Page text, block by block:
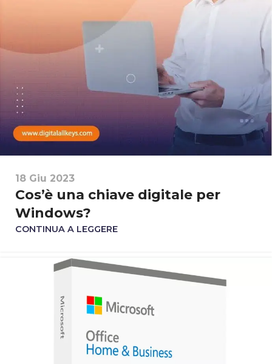
18 Giu 2023
Cos’è una chiave digitale per
Windows?
CONTINUA A LEGGERE